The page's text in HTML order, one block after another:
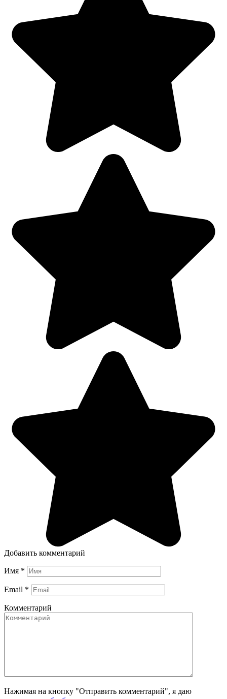
Добавить комментарий
Имя *
Email *
Комментарий
Нажимая на кнопку "Отправить комментарий", я даю